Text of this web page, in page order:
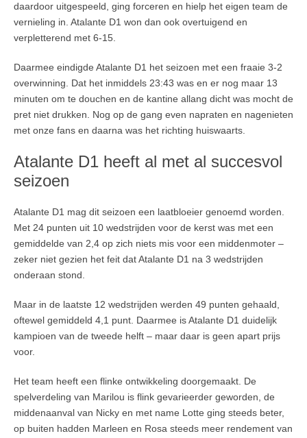
daardoor uitgespeeld, ging forceren en hielp het eigen team de
vernieling in. Atalante D1 won dan ook overtuigend en
verpletterend met 6-15.
Daarmee eindigde Atalante D1 het seizoen met een fraaie 3-2
overwinning. Dat het inmiddels 23:43 was en er nog maar 13
minuten om te douchen en de kantine allang dicht was mocht de
pret niet drukken. Nog op de gang even napraten en nagenieten
met onze fans en daarna was het richting huiswaarts.
Atalante D1 heeft al met al succesvol
seizoen
Atalante D1 mag dit seizoen een laatbloeier genoemd worden.
Met 24 punten uit 10 wedstrijden voor de kerst was met een
gemiddelde van 2,4 op zich niets mis voor een middenmoter –
zeker niet gezien het feit dat Atalante D1 na 3 wedstrijden
onderaan stond.
Maar in de laatste 12 wedstrijden werden 49 punten gehaald,
oftewel gemiddeld 4,1 punt. Daarmee is Atalante D1 duidelijk
kampioen van de tweede helft – maar daar is geen apart prijs
voor.
Het team heeft een flinke ontwikkeling doorgemaakt. De
spelverdeling van Marilou is flink gevarieerder geworden, de
middenaanval van Nicky en met name Lotte ging steeds beter,
op buiten hadden Marleen en Rosa steeds meer rendement van